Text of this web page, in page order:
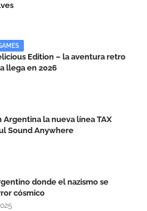
Edition – la aventura retro
llega en 2026
Argentina la nueva línea TAX
Sound Anywhere
donde el nazismo se
cósmico